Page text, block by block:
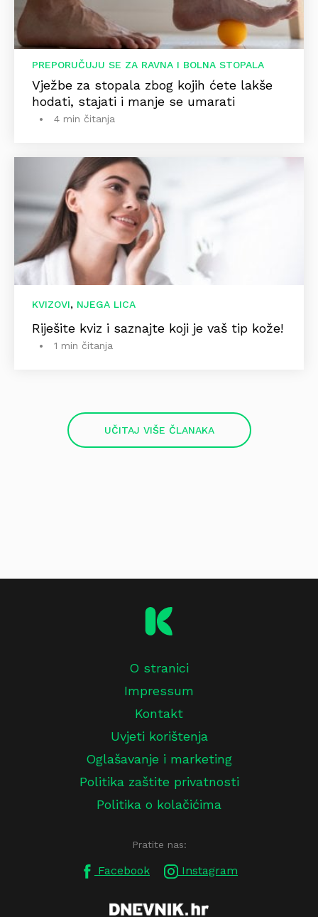
PREPORUČUJU SE ZA RAVNA I BOLNA STOPALA
Vježbe za stopala zbog kojih ćete lakše
hodati, stajati i manje se umarati
4 min čitanja
KVIZOVI, NJEGA LICA
Riješite kviz i saznajte koji je vaš tip kože!
1 min čitanja
UČITAJ VIŠE ČLANAKA
O stranici
Impressum
Kontakt
Uvjeti korištenja
Oglašavanje i marketing
Politika zaštite privatnosti
Politika o kolačićima
Pratite nas:
Facebook Instagram